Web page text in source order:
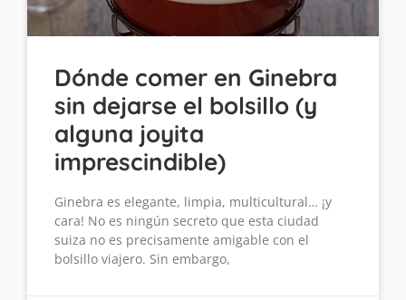
Dónde comer en Ginebra
sin dejarse el bolsillo (y
alguna joyita
imprescindible)
Ginebra es elegante, limpia, multicultural… ¡y
cara! No es ningún secreto que esta ciudad
suiza no es precisamente amigable con el
bolsillo viajero. Sin embargo,